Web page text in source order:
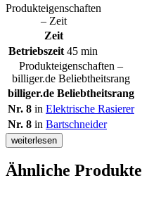
Produkteigenschaften
– Zeit
Zeit
Betriebszeit 45 min
Produkteigenschaften –
billiger.de Beliebtheitsrang
billiger.de Beliebtheitsrang
Nr. 8 in Elektrische Rasierer
Nr. 8 in Bartschneider
weiterlesen
Ähnliche Produkte